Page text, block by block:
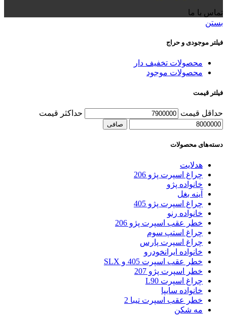
تماس با ما
بستن
فیلتر موجودی و حراج
محصولات تخفیف دار
محصولات موجود
فیلتر قیمت
حداقل قیمت حداكثر قيمت
صافی
دسته‌های محصولات
هدلایت
چراغ اسپرت پژو 206
خانواده پژو
آینه بغل
چراغ اسپرت پژو 405
خانواده رنو
خطر عقب اسپرت پژو 206
چراغ استپ سوم
چراغ اسپرت پارس
خانواده ایرانخودرو
خطر عقب اسپرت 405 و SLX
خطر اسپرت پژو 207
چراغ اسپرت L90
خانواده سایپا
خطر عقب اسپرت تیبا 2
مه شکن